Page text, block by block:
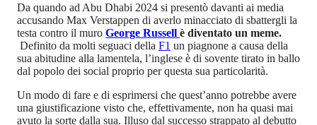
Da quando ad Abu Dhabi 2024 si presentò davanti ai media
accusando Max Verstappen di averlo minacciato di sbattergli la
testa contro il muro George Russell è diventato un meme.
Definito da molti seguaci della F1 un piagnone a causa della
sua abitudine alla lamentela, l’inglese è di sovente tirato in ballo
dal popolo dei social proprio per questa sua particolarità.
Un modo di fare e di esprimersi che quest’anno potrebbe avere
una giustificazione visto che, effettivamente, non ha quasi mai
avuto la sorte dalla sua. Illuso dal successo strappato al debutto